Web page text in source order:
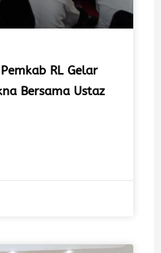
RL Gelar
Bersama Ustaz